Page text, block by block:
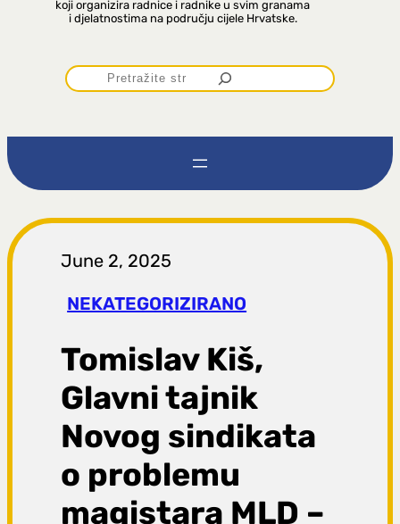
koji organizira radnice i radnike u svim granama
i djelatnostima na području cijele Hrvatske.
P
r
t
r
a
g
a
June 2, 2025
NEKATEGORIZIRANO
Tomislav Kiš,
Glavni tajnik
Novog sindikata
o problemu
magistara MLD –